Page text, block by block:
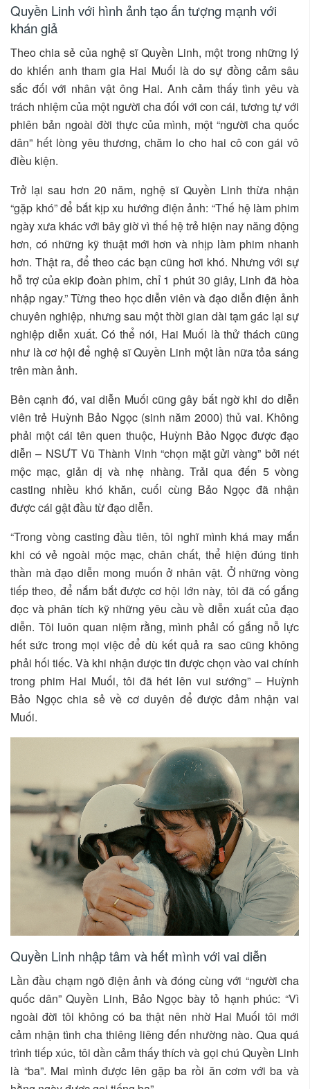
Quyền Linh với hình ảnh tạo ấn tượng mạnh với
khán giả
Theo chia sẻ của nghệ sĩ Quyền Linh, một trong những lý
do khiến anh tham gia Hai Muối là do sự đồng cảm sâu
sắc đối với nhân vật ông Hai. Anh cảm thấy tình yêu và
trách nhiệm của một người cha đối với con cái, tương tự với
phiên bản ngoài đời thực của mình, một “người cha quốc
dân” hết lòng yêu thương, chăm lo cho hai cô con gái vô
điều kiện.
Trở lại sau hơn 20 năm, nghệ sĩ Quyền Linh thừa nhận
“gặp khó” để bắt kịp xu hướng điện ảnh: “Thế hệ làm phim
ngày xưa khác với bây giờ vì thế hệ trẻ hiện nay năng động
hơn, có những kỹ thuật mới hơn và nhịp làm phim nhanh
hơn. Thật ra, để theo các bạn cũng hơi khó. Nhưng với sự
hỗ trợ của ekip đoàn phim, chỉ 1 phút 30 giây, Linh đã hòa
nhập ngay.” Từng theo học diễn viên và đạo diễn điện ảnh
chuyên nghiệp, nhưng sau một thời gian dài tạm gác lại sự
nghiệp diễn xuất. Có thể nói, Hai Muối là thử thách cũng
như là cơ hội để nghệ sĩ Quyền Linh một lần nữa tỏa sáng
trên màn ảnh.
Bên cạnh đó, vai diễn Muối cũng gây bất ngờ khi do diễn
viên trẻ Huỳnh Bảo Ngọc (sinh năm 2000) thủ vai. Không
phải một cái tên quen thuộc, Huỳnh Bảo Ngọc được đạo
diễn – NSƯT Vũ Thành Vinh “chọn mặt gửi vàng” bởi nét
mộc mạc, giản dị và nhẹ nhàng. Trải qua đến 5 vòng
casting nhiều khó khăn, cuối cùng Bảo Ngọc đã nhận
được cái gật đầu từ đạo diễn.
“Trong vòng casting đầu tiên, tôi nghĩ mình khá may mắn
khi có vẻ ngoài mộc mạc, chân chất, thể hiện đúng tinh
thần mà đạo diễn mong muốn ở nhân vật. Ở những vòng
tiếp theo, để nắm bắt được cơ hội lớn này, tôi đã cố gắng
đọc và phân tích kỹ những yêu cầu về diễn xuất của đạo
diễn. Tôi luôn quan niệm rằng, mình phải cố gắng nỗ lực
hết sức trong mọi việc để dù kết quả ra sao cũng không
phải hối tiếc. Và khi nhận được tin được chọn vào vai chính
trong phim Hai Muối, tôi đã hét lên vui sướng” – Huỳnh
Bảo Ngọc chia sẻ về cơ duyên để được đảm nhận vai
Muối.
Quyền Linh nhập tâm và hết mình với vai diễn
Lần đầu chạm ngõ điện ảnh và đóng cùng với “người cha
quốc dân” Quyền Linh, Bảo Ngọc bày tỏ hạnh phúc: “Vì
ngoài đời tôi không có ba thật nên nhờ Hai Muối tôi mới
cảm nhận tình cha thiêng liêng đến nhường nào. Qua quá
trình tiếp xúc, tôi dần cảm thấy thích và gọi chú Quyền Linh
là “ba”. Mai mình được lên gặp ba rồi ăn cơm với ba và